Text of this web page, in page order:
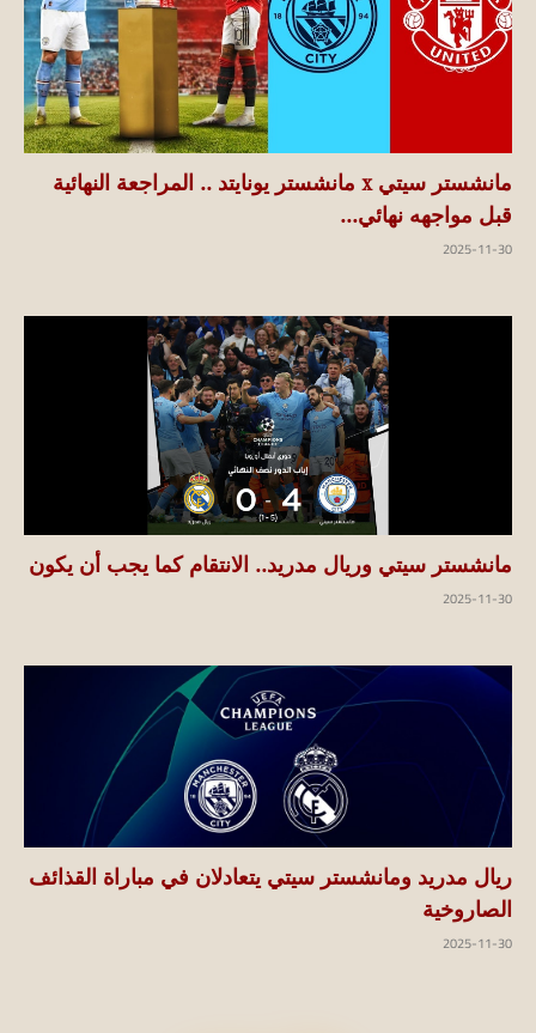
مانشستر سيتي x مانشستر يونايتد .. المراجعة النهائية
قبل مواجهه نهائي...
2025-11-30
مانشستر سيتي وريال مدريد.. الانتقام كما يجب أن يكون
2025-11-30
ريال مدريد ومانشستر سيتي يتعادلان في مباراة القذائف
الصاروخية
2025-11-30